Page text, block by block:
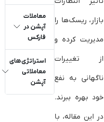
بازار، ریسک‌ها را
مدیریت کرده و
از تغییرات
ناگهانی به نفع
خود بهره ببرند.
در این مقاله، با
معاملات
آپشن در
فارکس
استراتژی‌های
معاملاتی
آپشن